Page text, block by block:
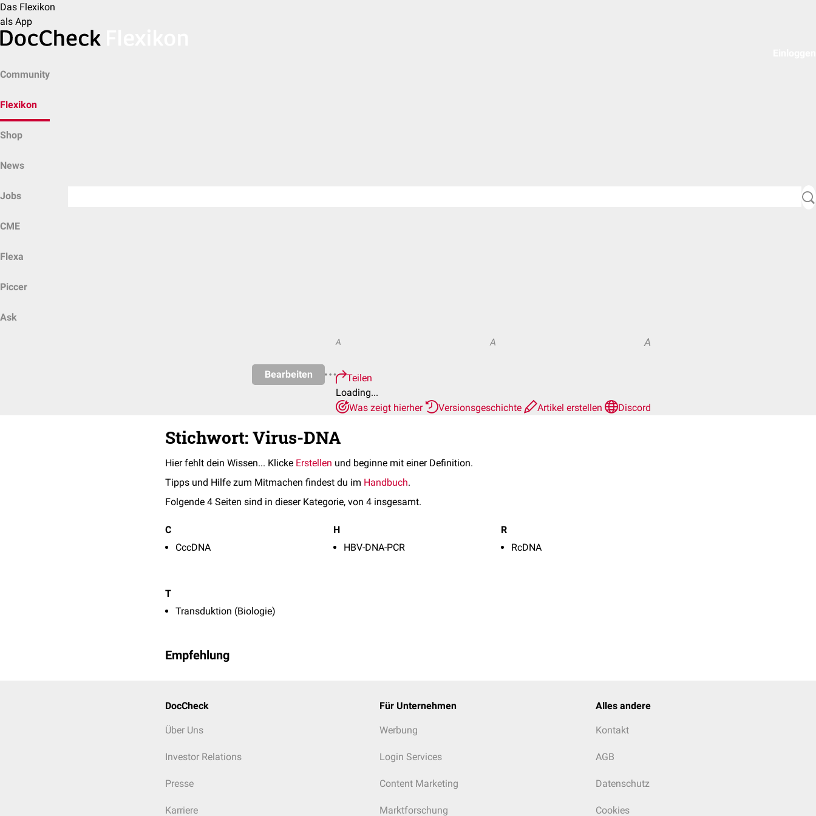
Das Flexikon
als App
Community
Flexikon
Shop
News
Jobs
CME
Flexa
Piccer
Ask
Bearbeiten
A A A
Teilen
Loading...
Was zeigt hierher
Versionsgeschichte Artikel erstellen Discord
Stichwort: Virus-DNA
Hier fehlt dein Wissen... Klicke Erstellen und beginne mit einer Definition.
Tipps und Hilfe zum Mitmachen findest du im Handbuch.
Folgende 4 Seiten sind in dieser Kategorie, von 4 insgesamt.
C
CccDNA
H
HBV-DNA-PCR
R
RcDNA
T
Transduktion (Biologie)
Empfehlung
DocCheck
Über Uns
Investor Relations
Presse
Karriere
Für Unternehmen
Werbung
Login Services
Content Marketing
Marktforschung
Alles andere
Kontakt
AGB
Datenschutz
Cookies